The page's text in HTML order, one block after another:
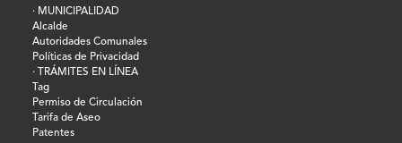
· MUNICIPALIDAD
Alcalde
Autoridades Comunales
Políticas de Privacidad
· TRÁMITES EN LÍNEA
Tag
Permiso de Circulación
Tarifa de Aseo
Patentes